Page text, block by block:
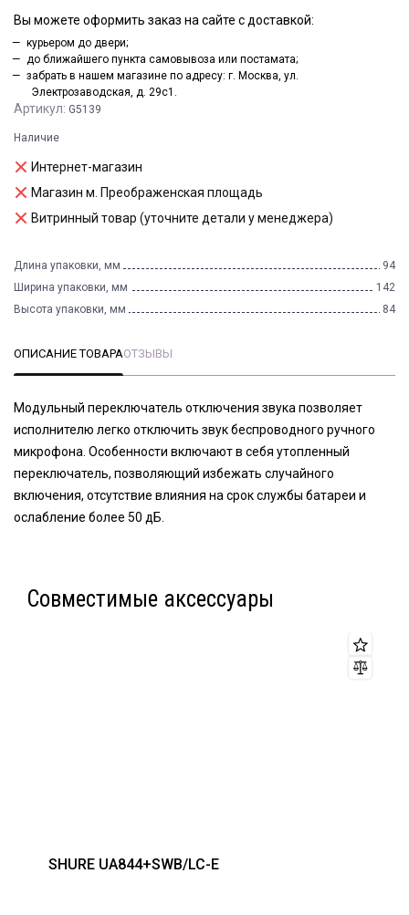
Артикул: G5139
Наличие
Интернет-магазин
Магазин м. Преображенская площадь
Витринный товар (уточните детали у менеджера)
Длина упаковки, мм
94
Ширина упаковки, мм
142
Высота упаковки, мм
84
Вы можете оформить заказ на сайте с доставкой:
курьером до двери;
до ближайшего пункта самовывоза или постамата;
забрать в нашем магазине по адресу: г. Москва, ул.
Электрозаводская, д. 29с1.
ОПИСАНИЕ ТОВАРАОТЗЫВЫ
Модульный переключатель отключения звука позволяет
исполнителю легко отключить звук беспроводного ручного
микрофона. Особенности включают в себя утопленный
переключатель, позволяющий избежать случайного
включения, отсутствие влияния на срок службы батареи и
ослабление более 50 дБ.
Совместимые аксессуары
SHURE UA844+SWB/LC-E